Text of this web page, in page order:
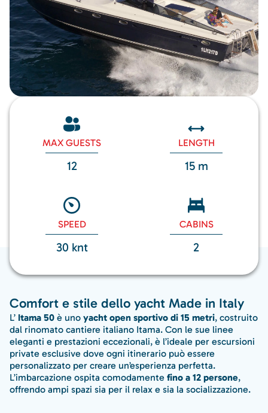
MAX GUESTS
12
LENGTH
15 m
SPEED
30 knt
CABINS
2
Comfort e stile dello yacht Made in Italy
L’ Itama 50 è uno yacht open sportivo di 15 metri, costruito
dal rinomato cantiere italiano Itama. Con le sue linee
eleganti e prestazioni eccezionali, è l’ideale per escursioni
private esclusive dove ogni itinerario può essere
personalizzato per creare un’esperienza perfetta.
L’imbarcazione ospita comodamente fino a 12 persone,
offrendo ampi spazi sia per il relax e sia la socializzazione.